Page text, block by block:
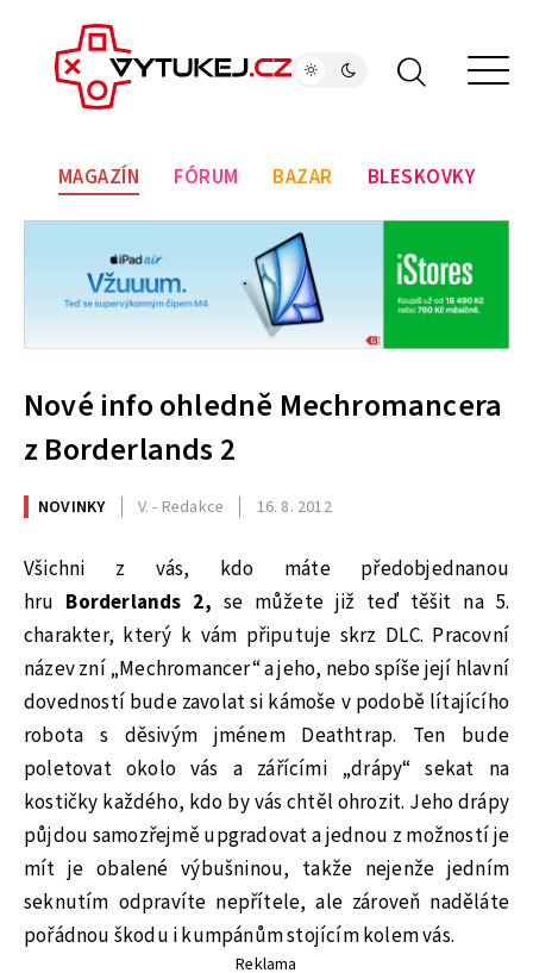
MAGAZÍN FÓRUM BAZAR BLESKOVKY
Nové info ohledně Mechromancera
z Borderlands 2
NOVINKY V. - Redakce 16. 8. 2012
Všichni z vás, kdo máte předobjednanou
hru Borderlands 2, se můžete již teď těšit na 5.
charakter, který k vám připutuje skrz DLC. Pracovní
název zní „Mechromancer“ a jeho, nebo spíše její hlavní
dovedností bude zavolat si kámoše v podobě lítajícího
robota s děsivým jménem Deathtrap. Ten bude
poletovat okolo vás a zářícími „drápy“ sekat na
kostičky každého, kdo by vás chtěl ohrozit. Jeho drápy
půjdou samozřejmě upgradovat a jednou z možností je
mít je obalené výbušninou, takže nejenže jedním
seknutím odpravíte nepřítele, ale zároveň naděláte
pořádnou škodu i kumpánům stojícím kolem vás.
Reklama